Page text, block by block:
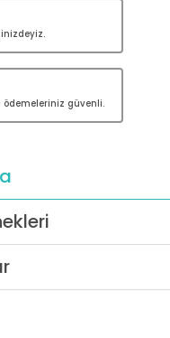
ödemeleriniz güvenli.